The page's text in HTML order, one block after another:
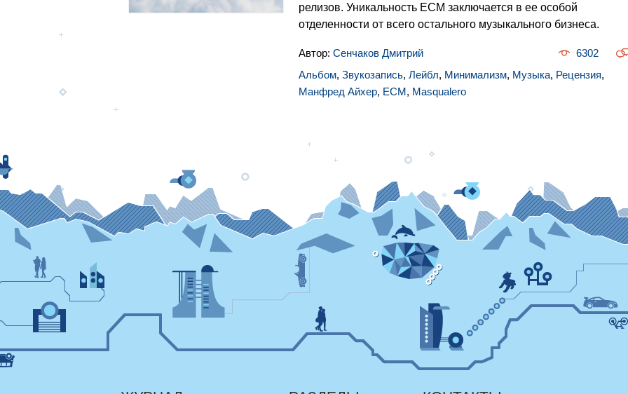
релизов. Уникальность ECM заключается в ее особой
отделенности от всего остального музыкального бизнеса.
Автор: Сенчаков Дмитрий
6302
Альбом, Звукозапись, Лейбл, Минимализм, Музыка, Рецензия,
Манфред Айхер, ECM, Masqualero